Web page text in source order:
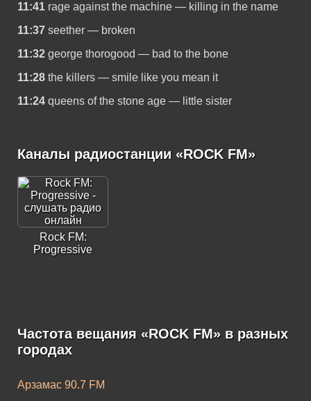
11:41 rage against the machine — killing in the name
11:37 seether — broken
11:32 george thorogood — bad to the bone
11:28 the killers — smile like you mean it
11:24 queens of the stone age — little sister
Каналы радиостанции «ROCK FM»
Rock FM:
Progressive
Частота вещания «ROCK FM» в разных
городах
Арзамас 90.7 FM